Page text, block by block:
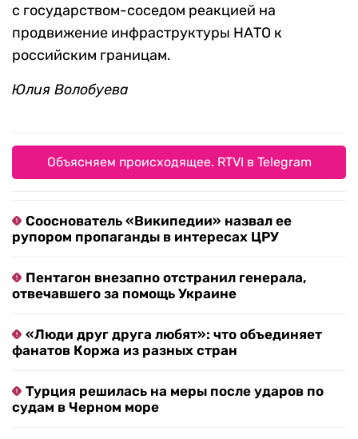
с государством-соседом реакцией на
продвижение инфраструктуры НАТО к
российским границам.
Юлия Волобуева
Объясняем происходящее. RTVI в Telegram
Сооснователь «Википедии» назвал ее
рупором пропаганды в интересах ЦРУ
Пентагон внезапно отстранил генерала,
отвечавшего за помощь Украине
«Люди друг друга любят»: что объединяет
фанатов Коржа из разных стран
Турция решилась на меры после ударов по
судам в Черном море